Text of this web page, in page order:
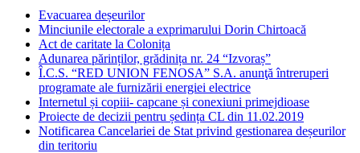
Evacuarea deșeurilor
Minciunile electorale a exprimarului Dorin Chirtoacă
Act de caritate la Colonița
Adunarea părinților, grădinița nr. 24 “Izvoraș”
Î.C.S. “RED UNION FENOSA” S.A. anunţă întreruperi
programate ale furnizării energiei electrice
Internetul și copiii- capcane și conexiuni primejdioase
Proiecte de decizii pentru ședința CL din 11.02.2019
Notificarea Cancelariei de Stat privind gestionarea deșeurilor
din teritoriu